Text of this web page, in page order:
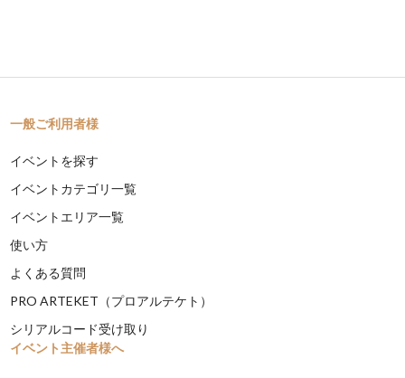
一般ご利用者様
イベントを探す
イベントカテゴリ一覧
イベントエリア一覧
使い方
よくある質問
PRO ARTEKET（プロアルテケト）
シリアルコード受け取り
イベント主催者様へ